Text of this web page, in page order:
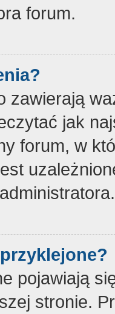
forum.
zawierają
jak
forum, w
pojawiają
stronie.